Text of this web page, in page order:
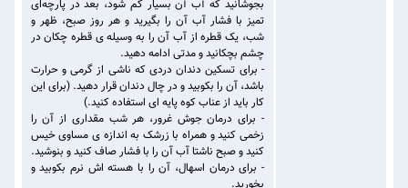
بجوشانید که آب آن بسیار کم شود، بعد در پارچه‌ای
تمیز با فشار آب آن را بگیرید و هر روز صبح، ظهر و
شب، یک قطره از آب آن را به وسیله ی قطره چکان در
چشم بچکانید و مدتی ادامه دهید.
- برای تسکین دندان دردی که ناشی از گرمی و حرارت
باشد، آن را بکوبید و در چال دندان قرار دهید. (برای این
کار باید از عناب کوه پایه ای استفاده کنید.)
- برای درمان جوش غرور، هر شب مقداری از آن را
زخمی کنید و همراه با زرشک به اندازه ی مساوی خیس
کنید و صبح ناشتا آب آن را با فشار صاف کنید و بنوشید.
- برای درمان اسهال، آن را با هسته اش نرم بکوبید و
بخورید.